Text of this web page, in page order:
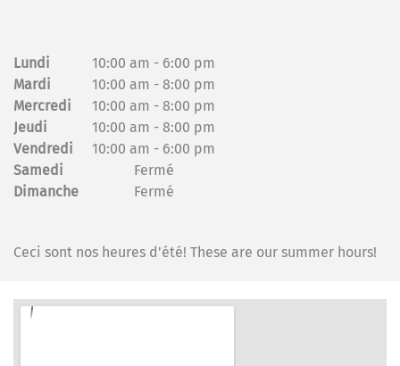
Lundi 10:00 am - 6:00 pm
Mardi
10:00 am - 8:00 pm
Mercredi
10:00 am - 8:00 pm
Jeudi
10:00 am - 8:00 pm
Vendredi
10:00 am - 6:00 pm
Samedi
Fermé
Dimanche
Fermé
Ceci sont nos heures d'été! These are our summer hours!